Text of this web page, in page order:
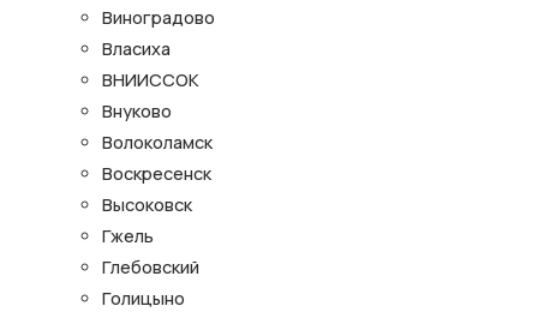
Виноградово
Власиха
ВНИИССОК
Внуково
Волоколамск
Воскресенск
Высоковск
Гжель
Глебовский
Голицыно